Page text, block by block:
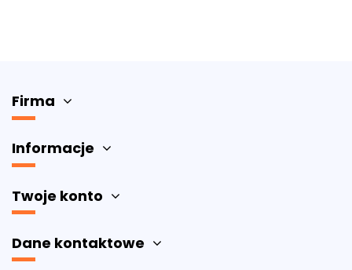
Firma
Informacje
Twoje konto
Dane kontaktowe